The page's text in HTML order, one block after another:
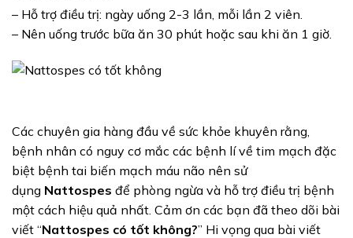
– Hỗ trợ điều trị: ngày uống 2-3 lần, mỗi lần 2 viên.
– Nên uống trước bữa ăn 30 phút hoặc sau khi ăn 1 giờ.
Các chuyên gia hàng đầu về sức khỏe khuyên rằng,
bệnh nhân có nguy cơ mắc các bệnh lí về tim mạch đặc
biệt bệnh tai biến mạch máu não nên sử
dụng Nattospes để phòng ngừa và hỗ trợ điều trị bệnh
một cách hiệu quả nhất. Cảm ơn các bạn đã theo dõi bài
viết “Nattospes có tốt không?” Hi vọng qua bài viết